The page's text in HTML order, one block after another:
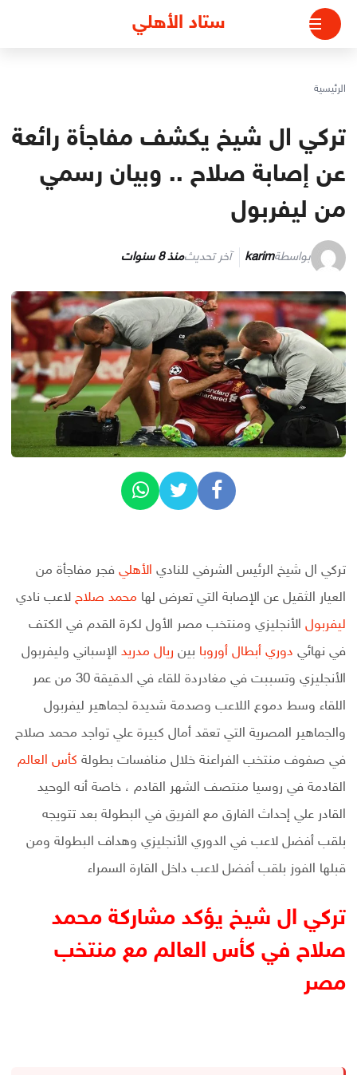
التجاوز
المحتوى
ستاد الأهلي
الرئيسية
تركي ال شيخ يكشف مفاجأة رائعة
عن إصابة صلاح .. وبيان رسمي
من ليفربول
بواسطةkarim آخر تحديثمنذ 8 سنوات
تركي ال شيخ الرئيس الشرفي للنادي الأهلي فجر مفاجأة من
العيار الثقيل عن الإصابة التي تعرض لها محمد صلاح لاعب نادي
ليفربول الأنجليزي ومنتخب مصر الأول لكرة القدم في الكتف
في نهائي دوري أبطال أوروبا بين ريال مدريد الإسباني وليفربول
الأنجليزي وتسببت في مغادردة للقاء في الدقيقة 30 من عمر
اللقاء وسط دموع اللاعب وصدمة شديدة لجماهير ليفربول
والجماهير المصرية التي تعقد أمال كبيرة علي تواجد محمد صلاح
في صفوف منتخب الفراعنة خلال منافسات بطولة كأس العالم
القادمة في روسيا منتصف الشهر القادم ، خاصة أنه الوحيد
القادر علي إحداث الفارق مع الفريق في البطولة بعد تتويجه
بلقب أفضل لاعب في الدوري الأنجليزي وهداف البطولة ومن
قبلها الفوز بلقب أفضل لاعب داخل القارة السمراء
تركي ال شيخ يؤكد مشاركة محمد
صلاح في كأس العالم مع منتخب
مصر